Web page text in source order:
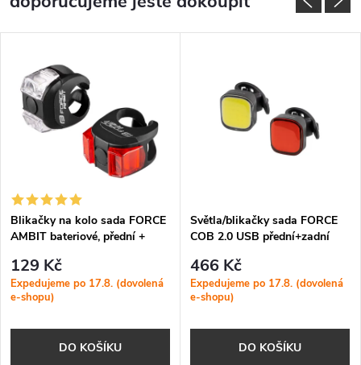
Blikačky na kolo sada FORCE
AMBIT bateriové, přední +
129 Kč
Expedujeme po 17.8. (dovolená
e-shopu)
DO KOŠÍKU
Světla/blikačky sada FORCE
COB 2.0 USB přední+zadní
466 Kč
Expedujeme po 17.8. (dovolená
e-shopu)
DO KOŠÍKU